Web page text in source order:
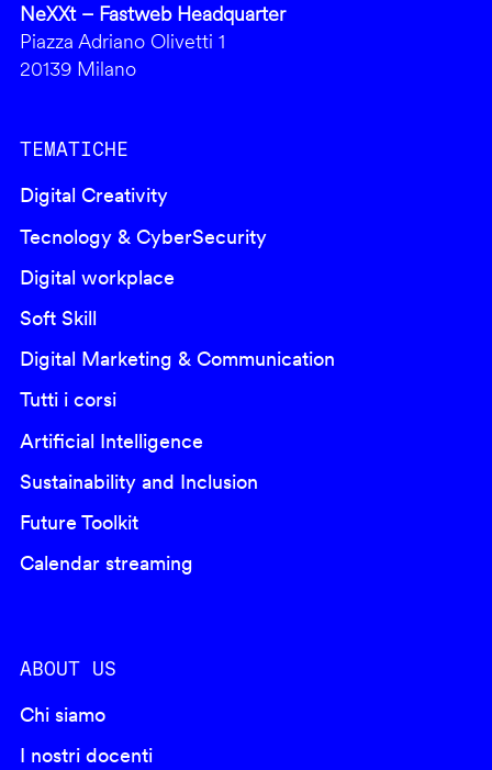
NeXXt – Fastweb Headquarter
Piazza Adriano Olivetti 1
20139 Milano
TEMATICHE
Digital Creativity
Tecnology & CyberSecurity
Digital workplace
Soft Skill
Digital Marketing & Communication
Tutti i corsi
Artificial Intelligence
Sustainability and Inclusion
Future Toolkit
Calendar streaming
ABOUT US
Chi siamo
I nostri docenti